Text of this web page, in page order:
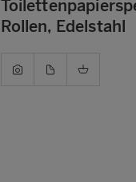
Rollen, Edelstahl